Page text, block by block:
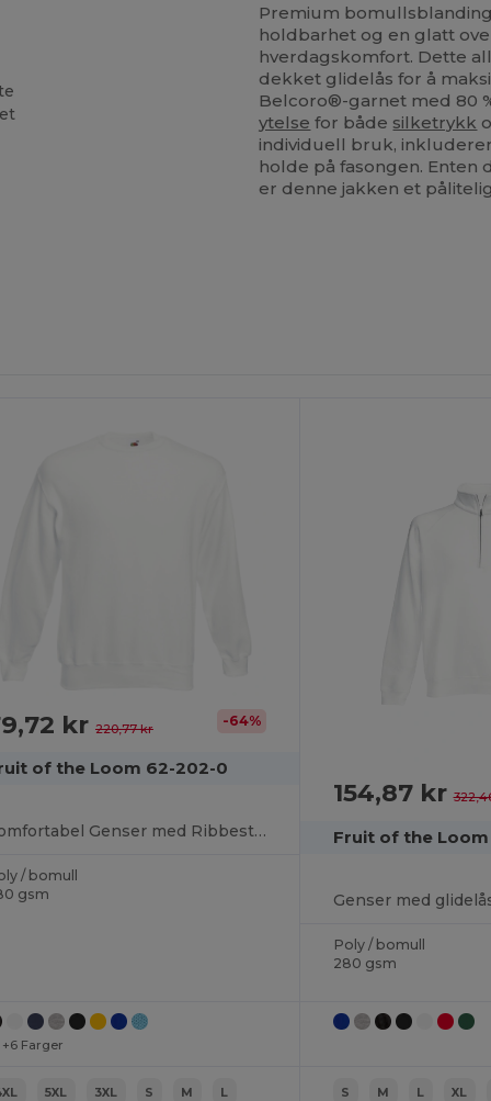
Premium
holdbarhet og en glatt
hverdagskomfort. Dette
dekket glidelås for å
Belcoro®-garnet med 80
ytelse for både silketrykk
individuell bruk,
holde på fasongen.
er denne jakken et
kr 220,77 kr -64%
of the Loom 62-202-0
Komfortabel Genser med Ribbestrikket Krage
/ bomull
gsm
+6 Farger
5XL 3XL S M L
154,87 kr
Fruit of the
Genser med
Poly / bomull
280 gsm
S M L XL